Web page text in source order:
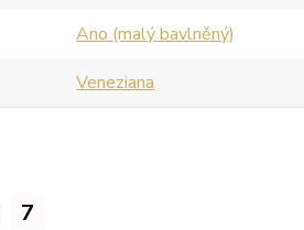
Ano (malý bavlněný)
Veneziana
7